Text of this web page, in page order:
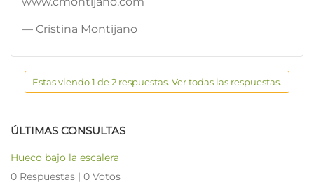
— Cristina Montijano
Estas viendo 1 de 2 respuestas. Ver todas las respuestas.
ÚLTIMAS CONSULTAS
Hueco bajo la escalera
0 Respuestas | 0 Votos